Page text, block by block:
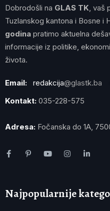
Dobrodošli na GLAS TK ,
Tuzlanskog kantona i Bosne i
godina pratimo aktuelna
informacije iz politike,
života.
Email: redakcija@glastk.ba
Kontakt: 035-228-575
Adresa: Fočanska do 1A,
Najpopularnije